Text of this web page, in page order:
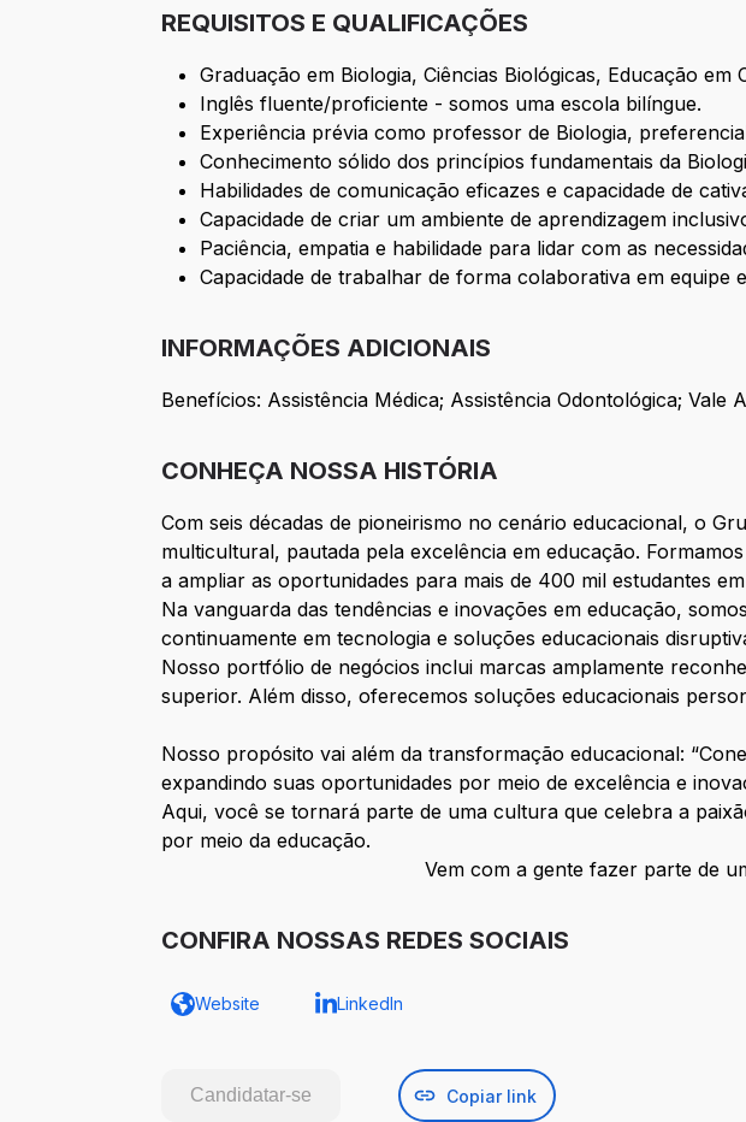
REQUISITOS E QUALIFICAÇÕES
Graduação em Biologia, Ciências Biológicas, Educação
Inglês fluente/proficiente - somos uma escola bilíngue.
Experiência prévia como professor de Biologia,
Conhecimento sólido dos princípios fundamentais da
Habilidades de comunicação eficazes e capacidade de
Capacidade de criar um ambiente de aprendizagem
Paciência, empatia e habilidade para lidar com as
Capacidade de trabalhar de forma colaborativa em
INFORMAÇÕES ADICIONAIS
Benefícios: Assistência Médica; Assistência Odontológica; Vale
CONHEÇA NOSSA HISTÓRIA
Com seis décadas de pioneirismo no cenário educacional, o
multicultural, pautada pela excelência em educação.
a ampliar as oportunidades para mais de 400 mil estudantes
Na vanguarda das tendências e inovações em educação,
continuamente em tecnologia e soluções educacionais
Nosso portfólio de negócios inclui marcas amplamente
superior. Além disso, oferecemos soluções educacionais
Nosso propósito vai além da transformação educacional:
expandindo suas oportunidades por meio de excelência e
Aqui, você se tornará parte de uma cultura que celebra a
por meio da educação.
Vem com a gente fazer parte de
CONFIRA NOSSAS REDES SOCIAIS
Website LinkedIn
Candidatar-se Copiar link